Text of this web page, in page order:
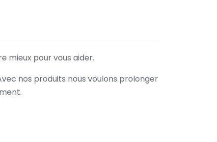
mieux pour vous aider.
nos produits nous voulons prolonger